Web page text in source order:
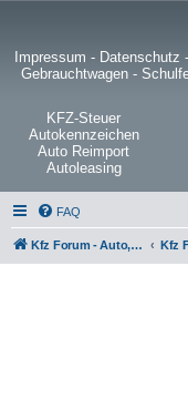
Impressum - Datenschutz -
Gebrauchtwagen-
KFZ-Steuer
Autokennzeichen
Auto Reimport
Autoleasing
FAQ
Kfz Forum - Auto, Motorrad und LKW